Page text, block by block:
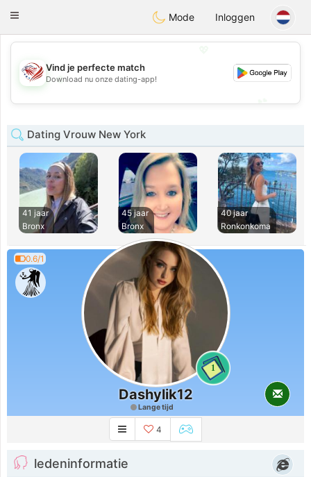
StatesDating
Toggle
Mode Inloggen
💖
💕
Vind je perfecte match
Download nu onze dating-app!
Dating Vrouw New York
41 jaar
Bronx
45 jaar
Bronx
40 jaar
Ronkonkoma
0.6/1
1
Dashylik12
Lange tijd
4
ledeninformatie